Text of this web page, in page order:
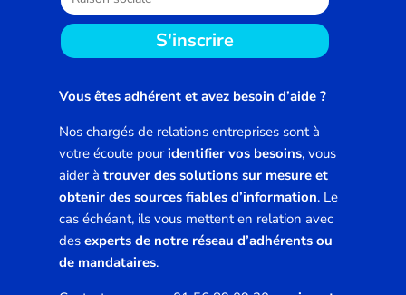
S'inscrire
Vous êtes adhérent et avez besoin d’aide ?
Nos chargés de relations entreprises sont à
votre écoute pouridentifier vos besoins, vous
aider à trouver des solutions sur mesure et
obtenir des sources fiables d’information. Le
cas échéant, ils vous mettent en relation avec
des experts de notre réseau d’adhérents ou
de mandataires.